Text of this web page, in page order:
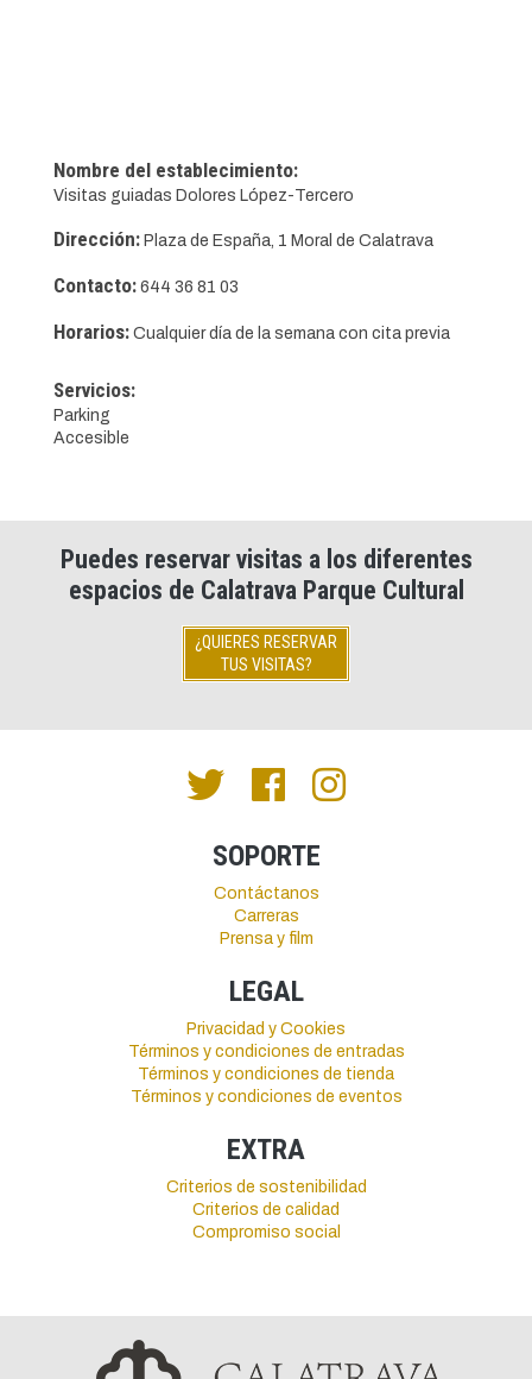
Nombre del establecimiento:
Visitas guiadas Dolores López-Tercero
Dirección: Plaza de España, 1 Moral de Calatrava
Contacto: 644 36 81 03
Horarios: Cualquier día de la semana con cita previa
Servicios:
Parking
Accesible
Puedes reservar visitas a los diferentes
espacios de Calatrava Parque Cultural
¿QUIERES RESERVAR
TUS VISITAS?
SOPORTE
Contáctanos
Carreras
Prensa y film
LEGAL
Privacidad y Cookies
Términos y condiciones de entradas
Términos y condiciones de tienda
Términos y condiciones de eventos
EXTRA
Criterios de sostenibilidad
Criterios de calidad
Compromiso social